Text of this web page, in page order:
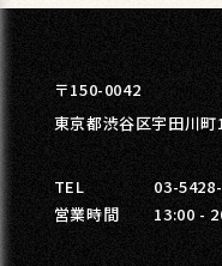
〒150-0042
東京都渋谷区宇田川
TEL
03-
営業時間
13:00 -